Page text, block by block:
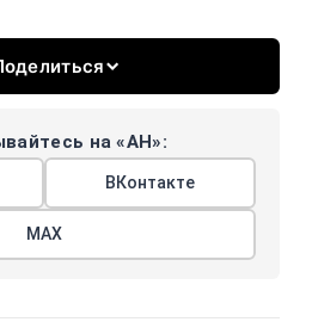
на «АН»:
ВКонтакте
МАХ